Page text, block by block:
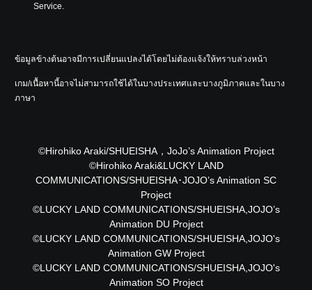
Service.
ข้อมูลข้างต้นอาจมีการเปลี่ยนแปลงได้โดยไม่ต้องแจ้งให้ทราบล่วงหน้า
เกม/เนื้อหานี้อาจไม่สามารถใช้ได้ในบางประเทศและบางภูมิภาคและในบาง
ภาษา
©Hirohiko Araki/SHUEISHA，JoJo’s Animation Project
©Hirohiko Araki&LUCKY LAND
COMMUNICATIONS/SHUEISHA･JOJO’s Animation SC
Project
©LUCKY LAND COMMUNICATIONS/SHUEISHA,JOJO’s
Animation DU Project
©LUCKY LAND COMMUNICATIONS/SHUEISHA,JOJO's
Animation GW Project
©LUCKY LAND COMMUNICATIONS/SHUEISHA,JOJO's
Animation SO Project